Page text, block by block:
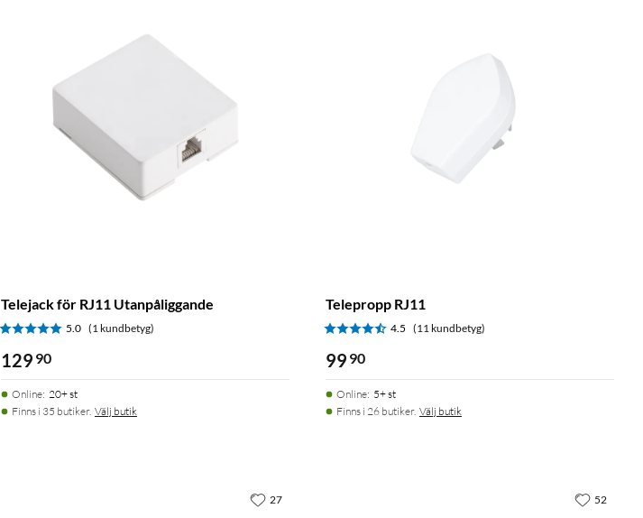
Telejack för RJ11 Utanpåliggande
5.0 (1 kundbetyg)
129 90
Online: 20+ st
Finns i 35 butiker. Välj butik
Telepropp RJ11
4.5 (11 kundbetyg)
99 90
Online: 5+ st
Finns i 26 butiker. Välj butik
27 52